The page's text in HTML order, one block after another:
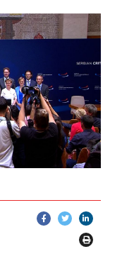
i evropski
odnose i
i